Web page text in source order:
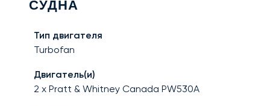
СУДНА
Тип двигателя
Turbofan
Двигатель(и)
2 x Pratt & Whitney Canada PW530A